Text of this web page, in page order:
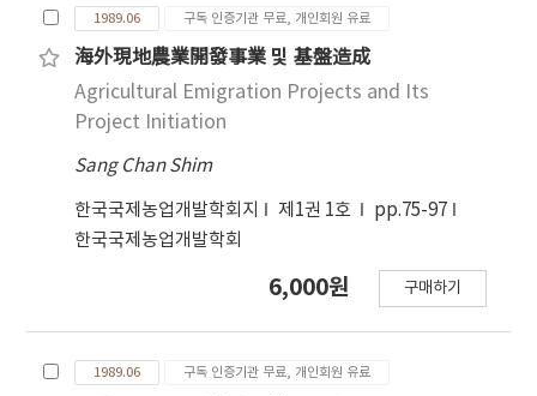
1989.06 구독 인증기관 무료, 개인회원 유료
海外現地農業開發事業 및 基盤造成
Agricultural Emigration Projects and Its
Project Initiation
Sang Chan Shim
한국국제농업개발학회지 제1권 1호
pp.75-97
한국국제농업개발학회
6,000원 구매하기
1989.06 구독 인증기관 무료, 개인회원 유료